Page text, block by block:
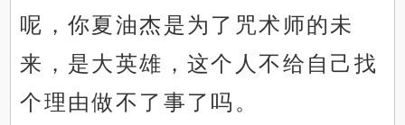
呢，你夏油杰是为了咒术师的未
来，是大英雄，这个人不给自己找
个理由做不了事了吗。